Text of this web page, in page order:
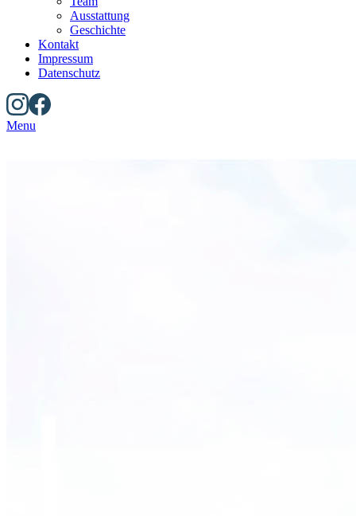
Ausstattung
Geschichte
Kontakt
Impressum
Datenschutz
Menu